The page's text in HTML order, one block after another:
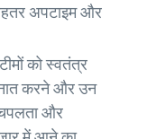
अपटाइम और
को स्वतंत्र
करने और उन
चपलता और